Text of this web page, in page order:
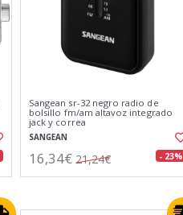
Sangean sr-32 negro radio de
bolsillo fm/am altavoz integrado
jack y correa
SANGEAN
16,34€ 21,24€ - 23%